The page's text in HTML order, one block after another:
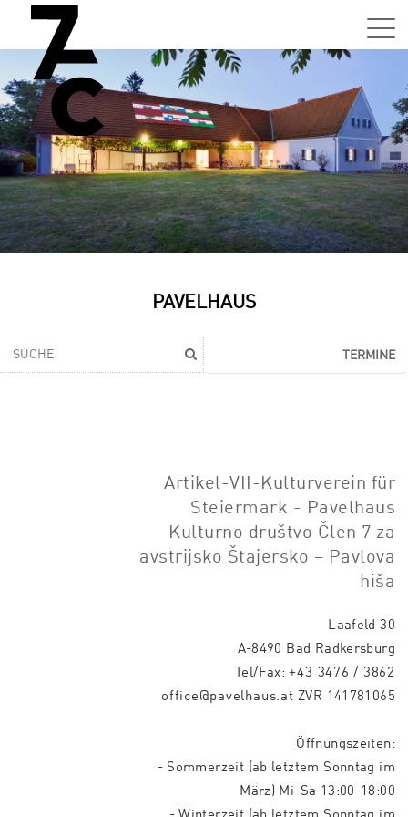
PAVELHAUS
TERMINE
Artikel-VII-Kulturverein für
Steiermark - Pavelhaus
Kulturno društvo Člen 7 za
avstrijsko Štajersko – Pavlova
hiša
Laafeld 30
A-8490 Bad Radkersburg
Tel/Fax:+43 3476 / 3862
office@pavelhaus.at ZVR 141781065
Öffnungszeiten:
- Sommerzeit (ab letztem Sonntag im
März) Mi-Sa 13:00-18:00